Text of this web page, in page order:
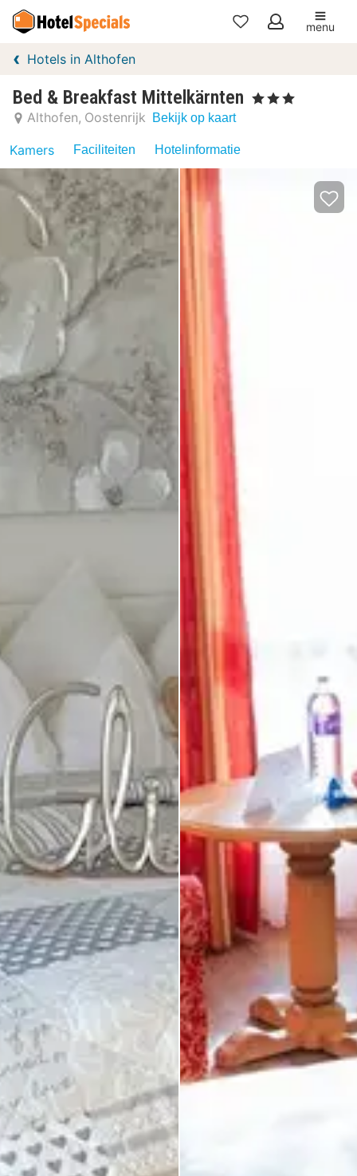
Mijn
menu
Hotels in Althofen
Bed & Breakfast Mittelkärnten , 3 Sterren
Althofen Oostenrijk Bekijk op kaart
Kamers Faciliteiten Hotelinformatie